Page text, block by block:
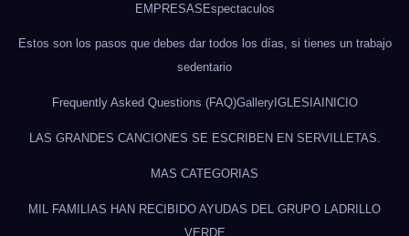
EMPRESASEspectaculos
Estos son los pasos que debes dar todos los días, si tienes un trabajo
sedentario
Frequently Asked Questions (FAQ)GalleryIGLESIAINICIO
LAS GRANDES CANCIONES SE ESCRIBEN EN SERVILLETAS.
MAS CATEGORIAS
MIL FAMILIAS HAN RECIBIDO AYUDAS DEL GRUPO LADRILLO
VERDE